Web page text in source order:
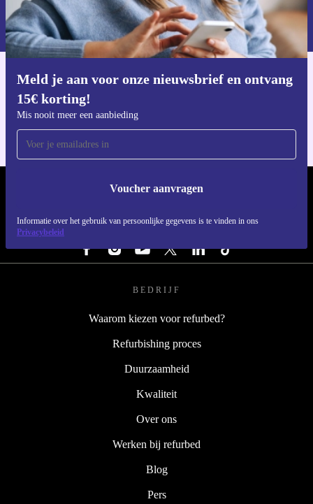
Meld je aan voor onze nieuwsbrief en ontvang
15€ korting!
Mis nooit meer een aanbieding
Voucher aanvragen
Informatie over het gebruik van persoonlijke gegevens is te vinden in ons
Privacybeleid
Informatie over het gebruik van persoonsgegevens vind je in ons
privacybeleid
Download de refurbed app
REFURBED NEDERLAND - RETHINK NEW.
VOLG ONS
BEDRIJF
Waarom kiezen voor refurbed?
Refurbishing proces
Duurzaamheid
Kwaliteit
Over ons
Werken bij refurbed
Blog
Pers